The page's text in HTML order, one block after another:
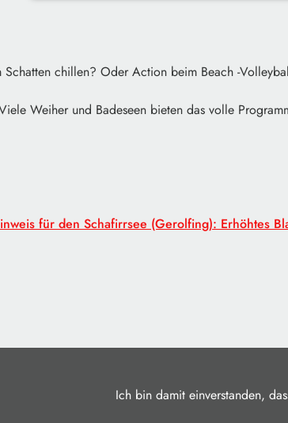
Schatten chillen? Oder Action beim Beach -
Weiher und Badeseen bieten das volle
für den Schafirrsee (Gerolfing): Erhöhtes
Ich bin damit einverstanden,